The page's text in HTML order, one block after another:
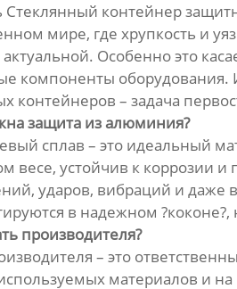
Стеклянный контейнер
мире, где хрупкость и
актуальной. Особенно это
компоненты оборудования.
контейнеров – задача
защита из алюминия?
сплав – это идеальный
весе, устойчив к коррозии и
ударов, вибраций и даже
в надежном
производителя?
– это
материалов и